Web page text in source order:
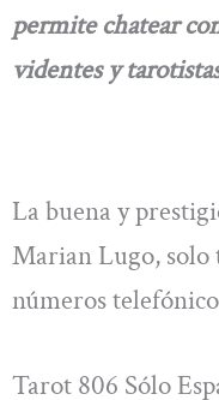
permite chatear
videntes y
La buena y
Marian Lugo, solo
números
Tarot 806 Sólo